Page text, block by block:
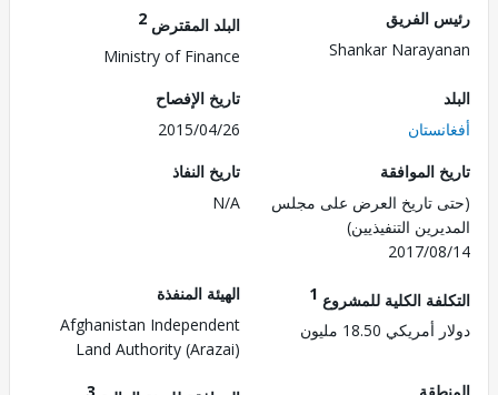
الفريق
Shankar
البلد المقترض
Ministry of Finance
تاريخ الإفصاح
2015/04/26
الموافقة
تاريخ العرض على مجلس
التنفيذيين)
2017/
تاريخ النفاذ
N/A
الكلية للمشروع1
18.50 مليون
الهيئة المنفذة
Afghanistan Independent
Land Authority (Arazai)
3